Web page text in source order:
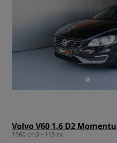
Volvo V60 1.6 D2
1560 cm3 • 115 cv